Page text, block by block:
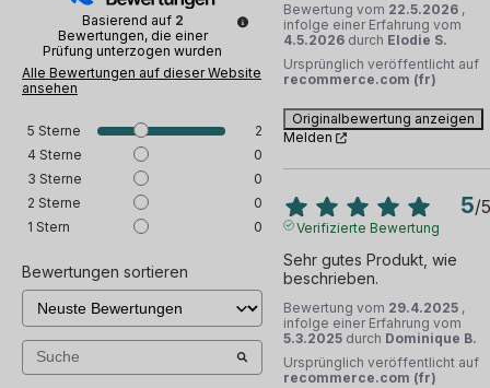
Basierend auf 2
Bewertungen, die einer
Prüfung unterzogen wurden
Alle Bewertungen auf dieser Website
ansehen
5 Sterne
2
4 Sterne
0
3 Sterne
0
2 Sterne
0
1 Stern 0
Bewertungen sortieren
Bewertung vom 22.5.2026 ,
infolge einer Erfahrung vom
4.5.2026 durch Elodie S.
Ursprünglich veröffentlicht auf
recommerce.com (fr)
Originalbewertung anzeigen
Melden
5/5
Verifizierte Bewertung
Sehr gutes Produkt, wie
beschrieben.
Bewertung vom 29.4.2025 ,
infolge einer Erfahrung vom
5.3.2025 durch Dominique B.
Ursprünglich veröffentlicht auf
recommerce.com (fr)